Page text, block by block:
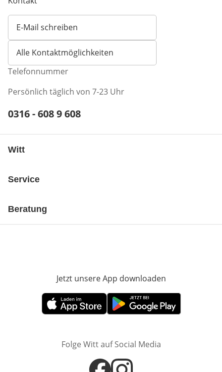
E-Mail schreiben
Öffnet E-Mail-Client
Alle Kontaktmöglichkeiten
Telefonnummer
Persönlich täglich von 7-23 Uhr
Telefonnummer:
0316 - 608 9 608
Witt
Service
Beratung
Jetzt unsere App downloaden
Öffnet in neuem FensterÖffnet in neuem Fenster
Folge Witt auf Social Media